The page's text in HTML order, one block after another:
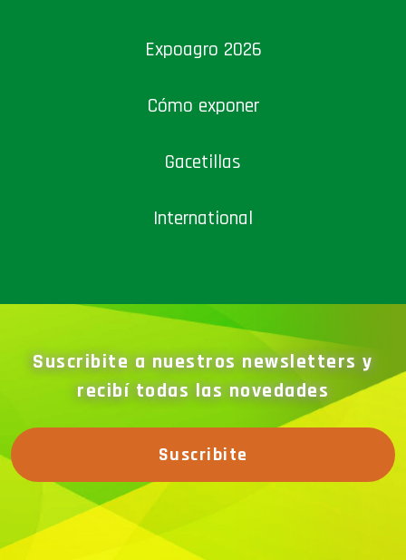
Expoagro 2026
Cómo exponer
Gacetillas
International
Suscribite a nuestros newsletters y
recibí todas las novedades
Suscribite